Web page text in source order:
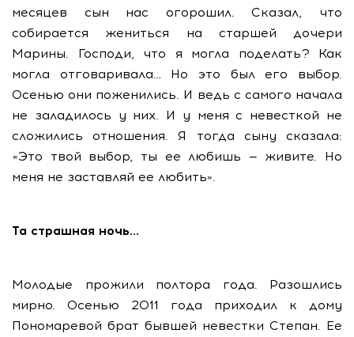
месяцев сын нас огорошил. Сказал, что
собирается жениться на старшей дочери
Марины. Господи, что я могла поделать? Как
могла отговаривала… Но это был его выбор.
Осенью они поженились. И ведь с самого начала
не заладилось у них. И у меня с невесткой не
сложились отношения. Я тогда сыну сказала:
«Это твой выбор, ты ее любишь — живите. Но
меня не заставляй ее любить».
Та страшная ночь…
Молодые прожили полтора года. Разошлись
мирно. Осенью 2011 года приходил к дому
Пономаревой брат бывшей невестки Степан. Ее